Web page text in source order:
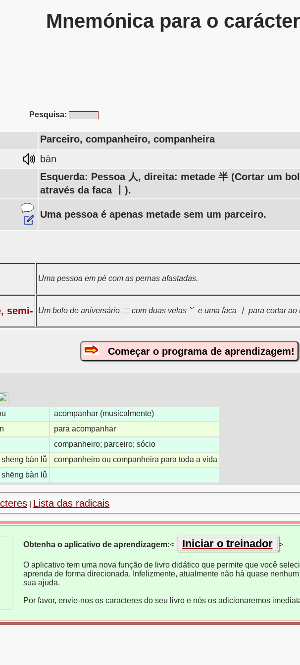
Mnemónica para o
Pesquisa:
Parceiro, companheiro, companheira
bàn
Esquerda: Pessoa 人, direita: metade 半 (Cortar um
através da faca 丨).
Uma pessoa é apenas metade sem um parceiro.
Uma pessoa em pé com as pernas afastadas.
semi- Um bolo de aniversário 二 com duas velas e uma faca 丨 para cortar ao
Começar o programa de aprendizagem!
acompanhar (musicalmente)
para acompanhar
companheiro; parceiro; sócio
bàn lǚ
companheiro ou companheira para toda a vida
bàn lǚ
Lista das radicais
Obtenha o aplicativo de aprendizagem:< Iniciar o treinador >
O aplicativo tem uma nova função de livro didático que permite que você
aprenda de forma direcionada. Infelizmente, atualmente não há quase
sua ajuda.
Por favor, envie-nos os caracteres do seu livro e nós os adicionaremos